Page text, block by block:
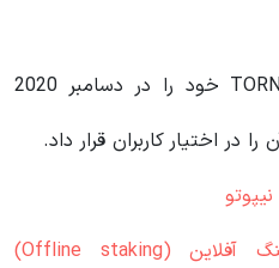
تورنادو کش توکن حاکمیتی TORN خود را در دسامبر 2020
نیپوتو
استیکینگ آفلاین (Offline staking)